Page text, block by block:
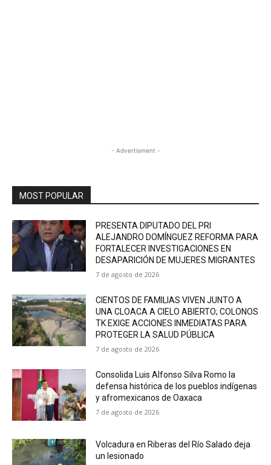
- Advertisment -
MOST POPULAR
PRESENTA DIPUTADO DEL PRI
ALEJANDRO DOMÍNGUEZ REFORMA PARA
FORTALECER INVESTIGACIONES EN
DESAPARICIÓN DE MUJERES MIGRANTES
7 de agosto de 2026
CIENTOS DE FAMILIAS VIVEN JUNTO A
UNA CLOACA A CIELO ABIERTO; COLONOS
TK EXIGE ACCIONES INMEDIATAS PARA
PROTEGER LA SALUD PÚBLICA
7 de agosto de 2026
Consolida Luis Alfonso Silva Romo la
defensa histórica de los pueblos indígenas
y afromexicanos de Oaxaca
7 de agosto de 2026
Volcadura en Riberas del Río Salado deja
un lesionado